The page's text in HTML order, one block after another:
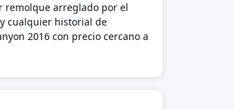
remolque arreglado por el
cualquier historial de
2016 con precio cercano a